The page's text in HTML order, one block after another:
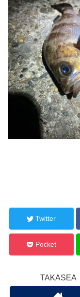
Twitter
Pocket
TAKASEA